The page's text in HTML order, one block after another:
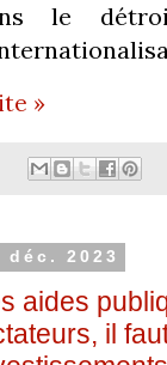
le
»
déc. 2023
aides
il